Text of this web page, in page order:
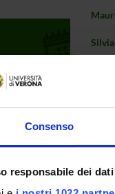
Consenso
responsabile dei dati